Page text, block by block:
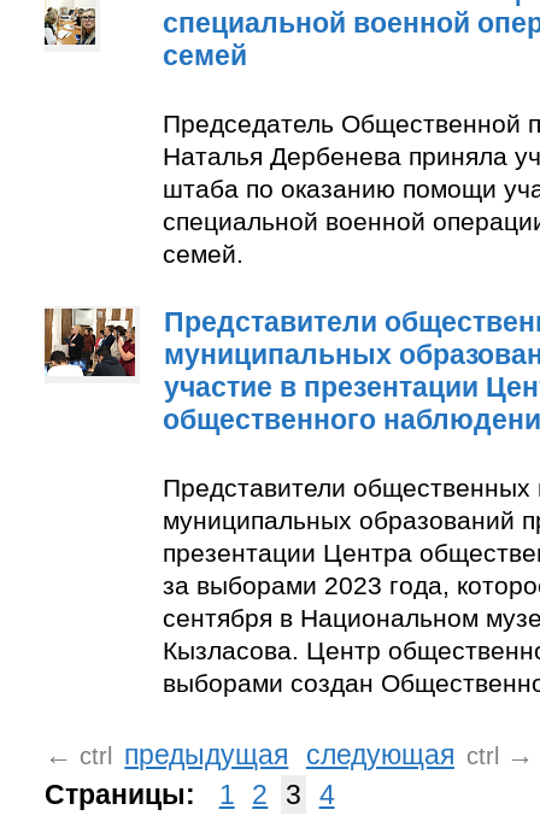
специальной военной
семей
Председатель Общественной
Наталья Дербенева приняла
штаба по оказанию помощи
специальной военной
семей.
Представители
муниципальных
участие в презентации
общественного
Представители общественных
муниципальных образований
презентации Центра
за выборами 2023 года,
сентября в Национальном
Кызласова. Центр
выборами создан
← ctrl предыдущая следующая ctrl
→
Страницы:
1 2 3 4